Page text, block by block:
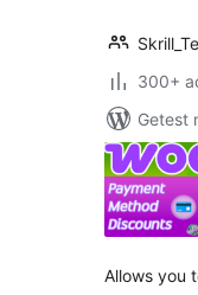
300+
Getest
Allows you